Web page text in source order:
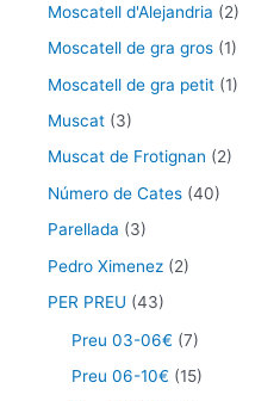
Moscatell d'Alejandria (2)
Moscatell de gra gros (1)
Moscatell de gra petit (1)
Muscat (3)
Muscat de Frotignan (2)
Número de Cates (40)
Parellada (3)
Pedro Ximenez (2)
PER PREU (43)
Preu 03-06€ (7)
Preu 06-10€ (15)